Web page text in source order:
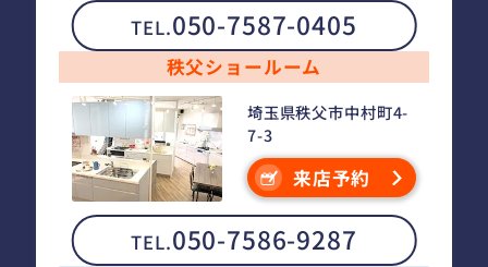
TEL.050-7587-0405
秩父ショールーム
埼玉県秩父市中村町4-
7-3
来店予約
TEL.050-7586-9287